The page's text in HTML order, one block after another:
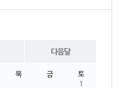
다음달
목 금
토
1